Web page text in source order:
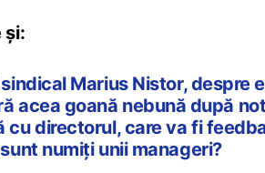
și:
Marius Nistor, despre
acea goană nebună după
cu directorul, care va fi
numiți unii manageri?